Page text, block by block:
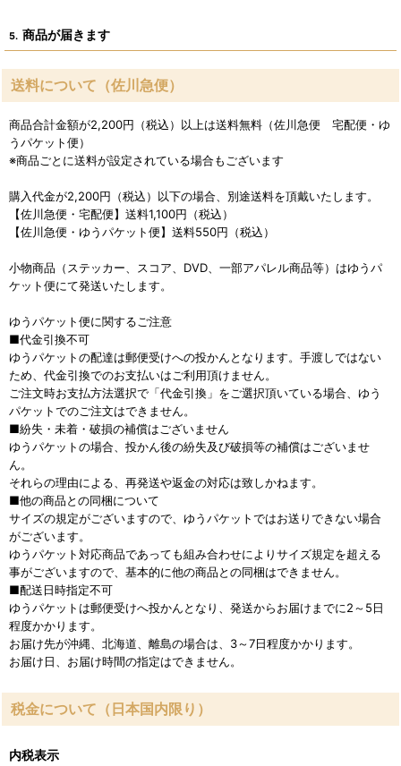
5. 商品が届きます
送料について（佐川急便）
商品合計金額が2,200円（税込）以上は送料無料（佐川急便 宅配便・ゆ
うパケット便）
※商品ごとに送料が設定されている場合もございます
購入代金が2,200円（税込）以下の場合、別途送料を頂戴いたします。
【佐川急便・宅配便】送料1,100円（税込）
【佐川急便・ゆうパケット便】送料550円（税込）
小物商品（ステッカー、スコア、DVD、一部アパレル商品等）はゆうパ
ケット便にて発送いたします。
ゆうパケット便に関するご注意
■代金引換不可
ゆうパケットの配達は郵便受けへの投かんとなります。手渡しではない
ため、代金引換でのお支払いはご利用頂けません。
ご注文時お支払方法選択で「代金引換」をご選択頂いている場合、ゆう
パケットでのご注文はできません。
■紛失・未着・破損の補償はございません
ゆうパケットの場合、投かん後の紛失及び破損等の補償はございませ
ん。
それらの理由による、再発送や返金の対応は致しかねます。
■他の商品との同梱について
サイズの規定がございますので、ゆうパケットではお送りできない場合
がございます。
ゆうパケット対応商品であっても組み合わせによりサイズ規定を超える
事がございますので、基本的に他の商品との同梱はできません。
■配送日時指定不可
ゆうパケットは郵便受けへ投かんとなり、発送からお届けまでに2～5日
程度かかります。
お届け先が沖縄、北海道、離島の場合は、3～7日程度かかります。
お届け日、お届け時間の指定はできません。
税金について（日本国内限り）
内税表示